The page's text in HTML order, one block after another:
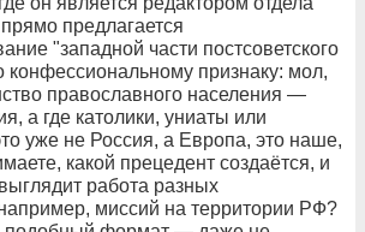
предлагается
"западной части постсоветского
конфессиональному признаку: мол,
православного населения —
а где католики, униаты или
уже не Россия, а Европа, это наше,
какой прецедент создаётся, и
работа разных
например, миссий на территории РФ?